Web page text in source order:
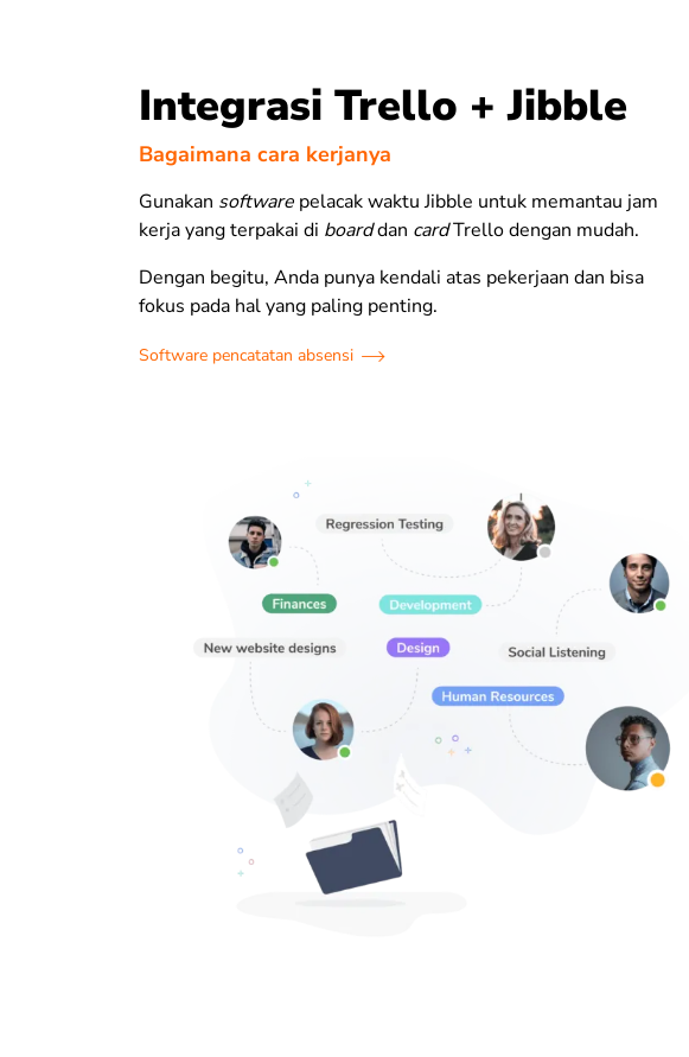
Integrasi Trello + Jibble
Bagaimana cara kerjanya
Gunakan software pelacak waktu Jibble untuk memantau jam
kerja yang terpakai di boarddan cardTrello dengan mudah.
Dengan begitu, Anda punya kendali atas pekerjaan dan bisa
fokus pada hal yang paling penting.
Software pencatatan absensi